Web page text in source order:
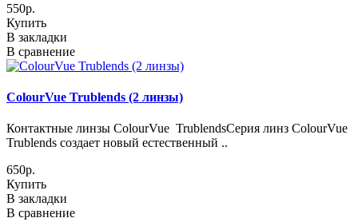
550р.
Купить
В закладки
В сравнение
ColourVue Trublends (2 линзы)
Контактные линзы ColourVue TrublendsСерия линз ColourVue
Trublends создает новый естественный ..
650р.
Купить
В закладки
В сравнение